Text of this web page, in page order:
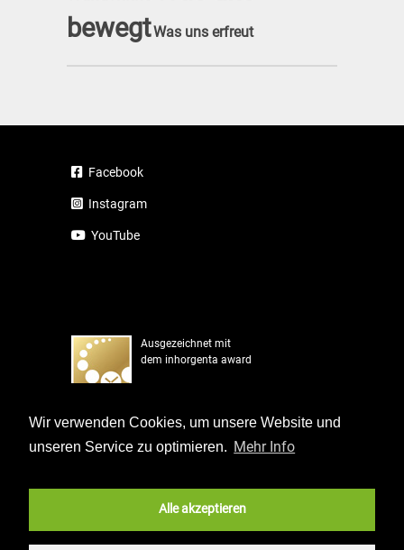
Wir verwenden Cookies, um unsere Website und
unseren Service zu optimieren. Mehr Info
Alle akzeptieren
bewegtWas uns erfreut
Facebook
Instagram
YouTube
Ausgezeichnet mit
dem inhorgenta award
Member of IF